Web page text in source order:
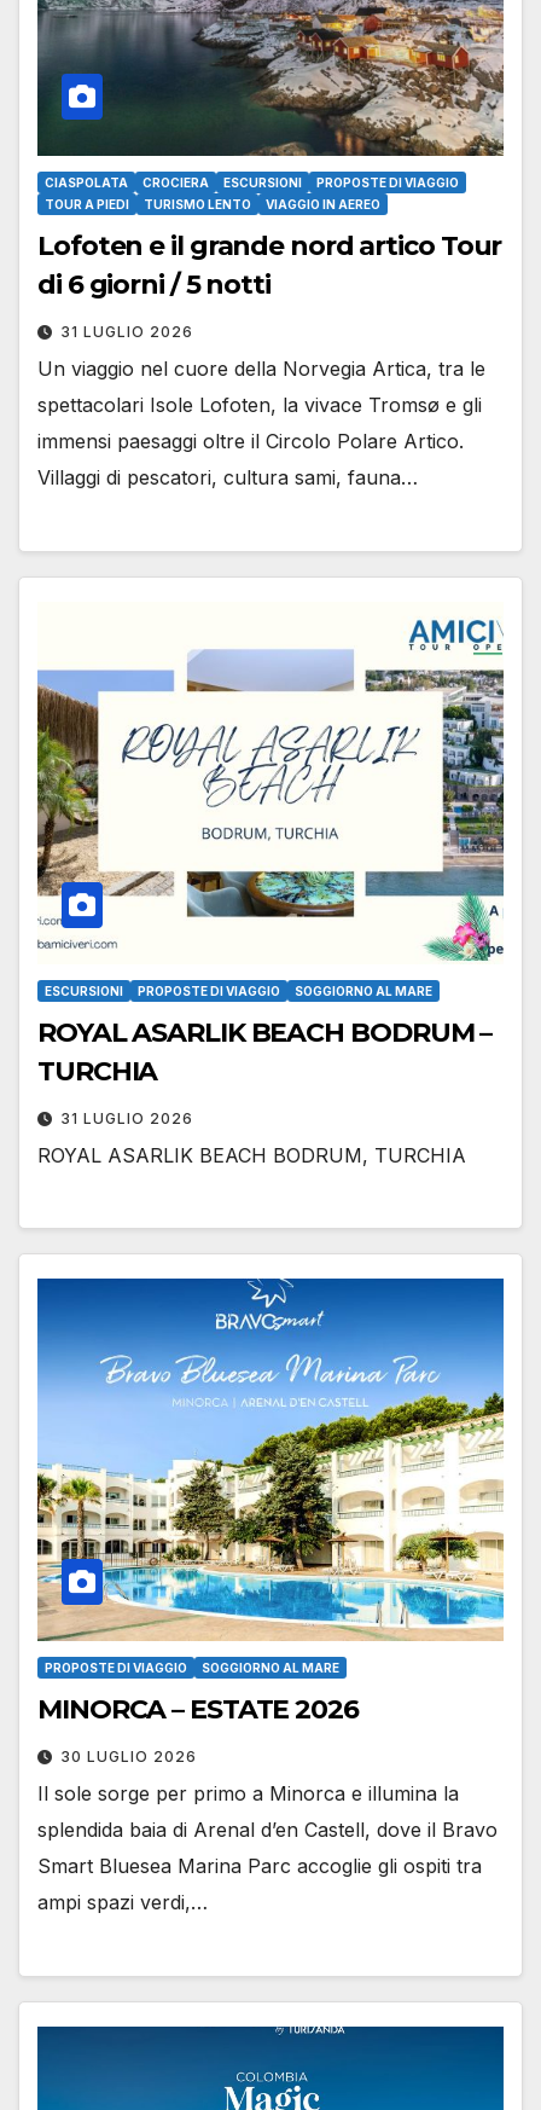
CIASPOLATA CROCIERA ESCURSIONI
PROPOSTE DI VIAGGIO
TOUR A PIEDI
TURISMO LENTO VIAGGIO IN AEREO
Lofoten e il grande nord artico Tour
di 6 giorni / 5 notti
31 LUGLIO 2026
Un viaggio nel cuore della Norvegia Artica, tra le
spettacolari Isole Lofoten, la vivace Tromsø e gli
immensi paesaggi oltre il Circolo Polare Artico.
Villaggi di pescatori, cultura sami, fauna…
ESCURSIONI PROPOSTE DI VIAGGIO SOGGIORNO AL MARE
ROYAL ASARLIK BEACH BODRUM –
TURCHIA
31 LUGLIO 2026
ROYAL ASARLIK BEACH BODRUM, TURCHIA
PROPOSTE DI VIAGGIO SOGGIORNO AL MARE
MINORCA – ESTATE 2026
30 LUGLIO 2026
Il sole sorge per primo a Minorca e illumina la
splendida baia di Arenal d’en Castell, dove il Bravo
Smart Bluesea Marina Parc accoglie gli ospiti tra
ampi spazi verdi,…